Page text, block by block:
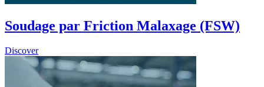
Soudage par Friction Malaxage (FSW)
Discover